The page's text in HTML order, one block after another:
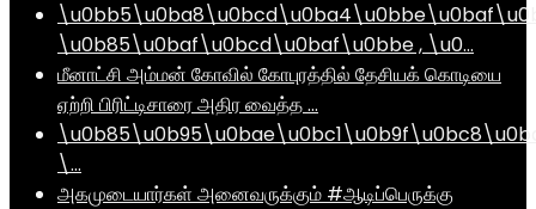
\u0b85\u0baf\u0bcd\u0baf\u0bbe , \u0…
மீனாட்சி அம்மன் கோவில் கோபுரத்தில் தேசியக் கொடியை
ஏற்றி பிரிட்டிசாரை அதிர வைத்த …
\…
அகமுடையார்கள் அனைவருக்கும் #ஆடிப்பெருக்கு